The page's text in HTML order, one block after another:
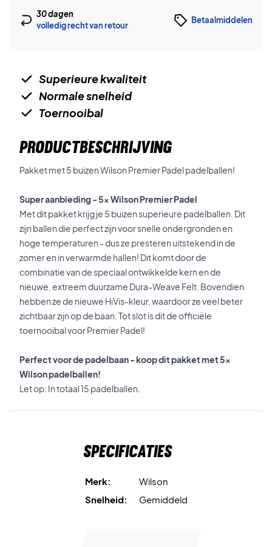
30 dagen
volledig recht van retour
Betaalmiddelen
Superieure kwaliteit
Normale snelheid
Toernooibal
PRODUCTBESCHRIJVING
Pakket met 5 buizen Wilson Premier Padel padelballen!
Super aanbieding - 5x Wilson Premier Padel
Met dit pakket krijg je 5 buizen superieure padelballen. Dit
zijn ballen die perfect zijn voor snelle ondergronden en
hoge temperaturen - dus ze presteren uitstekend in de
zomer en in verwarmde hallen! Dit komt door de
combinatie van de speciaal ontwikkelde kern en de
nieuwe, extreem duurzame Dura-Weave Felt. Bovendien
hebben ze de nieuwe HiVis-kleur, waardoor ze veel beter
zichtbaar zijn op de baan. Tot slot is dit de officiële
toernooibal voor Premier Padel!
Perfect voor de padelbaan - koop dit pakket met 5x
Wilson padelballen!
Let op: In totaal 15 padelballen.
Specificaties
Merk:
Wilson
Snelheid:
Gemiddeld